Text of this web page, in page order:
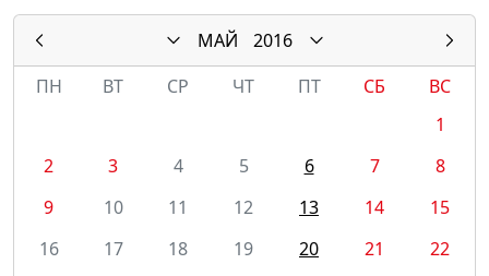
МАЙ
2016
ПН
ВТ СР ЧТ ПТ СБ
ВС
1
2
3 4 5 6 7
8
9
10 11 12 13 14
15
16
17 18 19 20 21
22